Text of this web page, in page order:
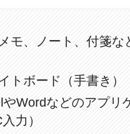
モ、ノート、付箋な
トボード（手書き）
やWordなどのアプリ
入力）